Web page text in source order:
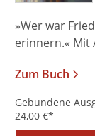
»Wer war
erinnern.« Mit
Zum Buch
Gebundene
24,00 €*